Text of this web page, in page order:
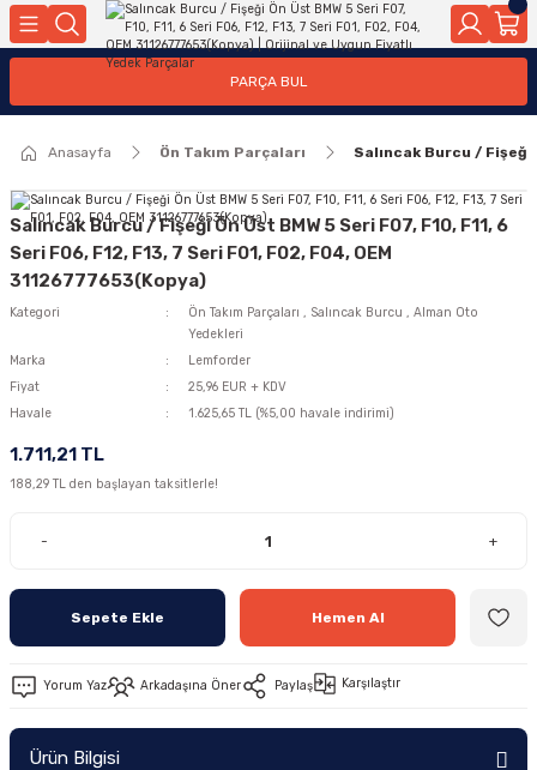
Geri Dön
Geri Dön
Geri Dön
Yakıt Pompası, Yakıt Hatları
Motor Elektrik
Ateşleme Buji Bobin Buji Kablosu
Geri Dön
Geri Dön
Geri Dön
Kollar
Geri Dön
Geri Dön
Ön Arka
Geri Dön
PARÇA BUL
Anasayfa Ön Takım Parçaları Salıncak Burcu / Fişeği
Salıncak Burcu / Fişeği Ön Üst BMW 5 Seri F07, F10, F11, 6
Seri F06, F12, F13, 7 Seri F01, F02, F04, OEM
31126777653(Kopya)
Kategori Ön Takım Parçaları , Salıncak Burcu , Alman Oto
Yedekleri
Marka
Lemforder
Fiyat
25,96 EUR + KDV
Havale
1.625,65 TL (%5,00 havale indirimi)
1.711,21 TL
188,29 TL den başlayan taksitlerle!
- +
Sepete Ekle Hemen Al
Yorum Yaz Arkadaşına Öner Paylaş Karşılaştır
Ürün Bilgisi